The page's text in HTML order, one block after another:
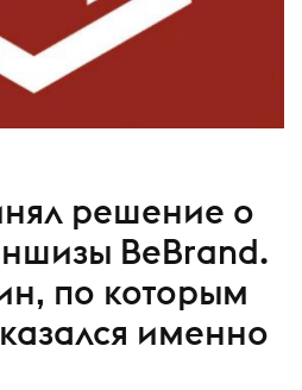
решение о
BeBrand.
по которым
именно